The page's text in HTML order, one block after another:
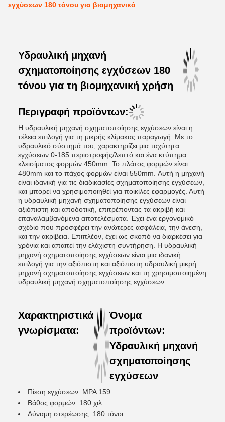
εγχύσεων 180 τόνου για βιομηχανικό
Υδραυλική μηχανή
σχηματοποίησης εγχύσεων 180
τόνου για τη βιομηχανική χρήση
Περιγραφή προϊόντων:
Η υδραυλική μηχανή σχηματοποίησης εγχύσεων είναι η
τέλεια επιλογή για τη μικρής κλίμακας παραγωγή. Με το
υδραυλικό σύστημά του, χαρακτηρίζει μια ταχύτητα
εγχύσεων 0-185 περιστροφής/λεπτό και ένα κτύπημα
κλεισίματος φορμών 450mm. Το πλάτος φορμών είναι
480mm και το πάχος φορμών είναι 550mm. Αυτή η μηχανή
είναι ιδανική για τις διαδικασίες σχηματοποίησης εγχύσεων,
και μπορεί να χρησιμοποιηθεί για ποικίλες εφαρμογές. Αυτή
η υδραυλική μηχανή σχηματοποίησης εγχύσεων είναι
αξιόπιστη και αποδοτική, επιτρέποντας τα ακριβή και
επαναλαμβανόμενα αποτελέσματα. Έχει ένα εργονομικό
σχέδιο που προσφέρει την ανώτερες ασφάλεια, την άνεση,
και την ακρίβεια. Επιπλέον, έχει ως σκοπό να διαρκέσει για
χρόνια και απαιτεί την ελάχιστη συντήρηση. Η υδραυλική
μηχανή σχηματοποίησης εγχύσεων είναι μια ιδανική
επιλογή για την αξιόπιστη και αξιόπιστη υδραυλική μικρή
μηχανή σχηματοποίησης εγχύσεων και τη χρησιμοποιημένη
υδραυλική μηχανή σχηματοποίησης εγχύσεων.
Χαρακτηριστικά
γνωρίσματα:
Όνομα
προϊόντων:
Υδραυλική μηχανή
σχηματοποίησης
εγχύσεων
Πίεση εγχύσεων: MPA 159
Βάθος φορμών: 180 χιλ.
Δύναμη στερέωσης: 180 τόνοι